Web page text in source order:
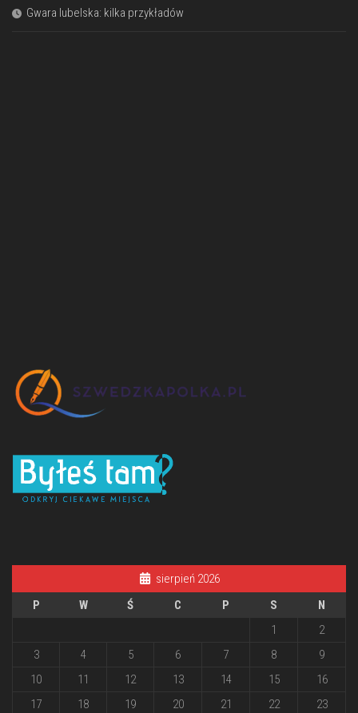
Gwara lubelska: kilka przykładów
sierpień 2026
P
W Ś C P S
N
1
2
3
4 5 6 7 8
9
10
11 12 13 14 15
16
17
18 19 20 21 22
23